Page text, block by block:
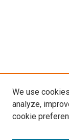
We use
analyze,
cookie